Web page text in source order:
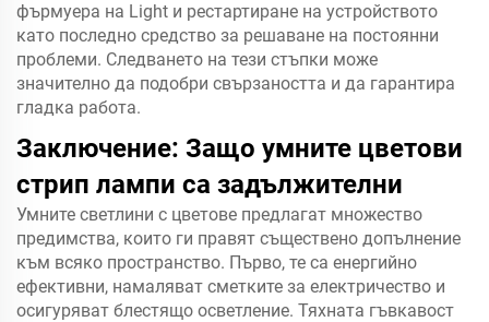
фърмуера на Light и рестартиране на устройството
като последно средство за решаване на постоянни
проблеми. Следването на тези стъпки може
значително да подобри свързаността и да гарантира
гладка работа.
Заключение: Защо умните цветови
стрип лампи са задължителни
Умните светлини с цветове предлагат множество
предимства, които ги правят съществено допълнение
към всяко пространство. Първо, те са енергийно
ефективни, намаляват сметките за електричество и
осигуряват блестящо осветление. Тяхната гъвкавост